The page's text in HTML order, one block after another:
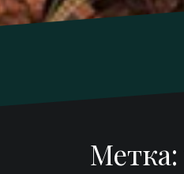
Метка: